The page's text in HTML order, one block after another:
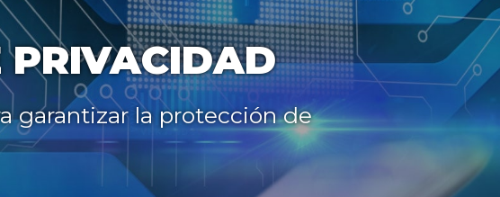
PRIVACIDAD
garantizar la protección de